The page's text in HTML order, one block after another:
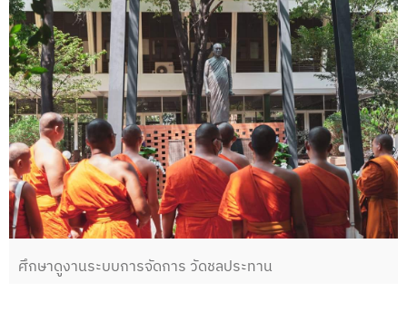
ศึกษาดูงานระบบการจัดการ วัดชลประทาน